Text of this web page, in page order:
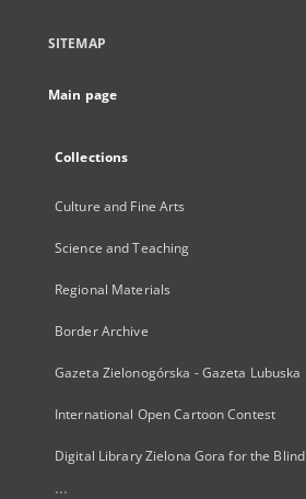
SITEMAP
Main page
Collections
Culture and Fine Arts
Science and Teaching
Regional Materials
Border Archive
Gazeta Zielonogórska - Gazeta Lubuska
International Open Cartoon Contest
Digital Library Zielona Gora for the Blind
...